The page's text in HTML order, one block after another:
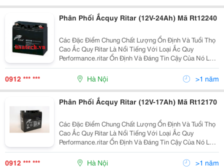
Phân Phối Ắcquy Ritar (12V-24Ah) Mã Rt12240
Các Đặc Điểm Chung Chất Lượng Ổn Định Và Tuổi Thọ
Cao Ắc Quy Ritar Là Nổi Tiếng Với Loại Ắc Quy
Performance.ritar Ổn Định Và Đáng Tin Cậy Của Nó Là
Dễ Dàng Để Duy Trì, Do Đó, Cho Phép Vận Hành An
Toàn Và Đúng Đắn Của Thiết Bị Là Nguồn Ắc Quy. Ắ
0912 *** *** Hà Nội >1 năm
Phân Phối Ắcquy Ritar (12V-17Ah) Mã Rt12170
Các Đặc Điểm Chung Chất Lượng Ổn Định Và Tuổi Thọ
Cao Ắc Quy Ritar Là Nổi Tiếng Với Loại Ắc Quy
Performance.ritar Ổn Định Và Đáng Tin Cậy Của Nó Là
Dễ Dàng Để Duy Trì, Do Đó, Cho Phép Vận Hành An
Toàn Và Đúng Đắn Của Thiết Bị Là Nguồn Ắc Quy. Ắ
0912 *** *** Hà Nội >1 năm